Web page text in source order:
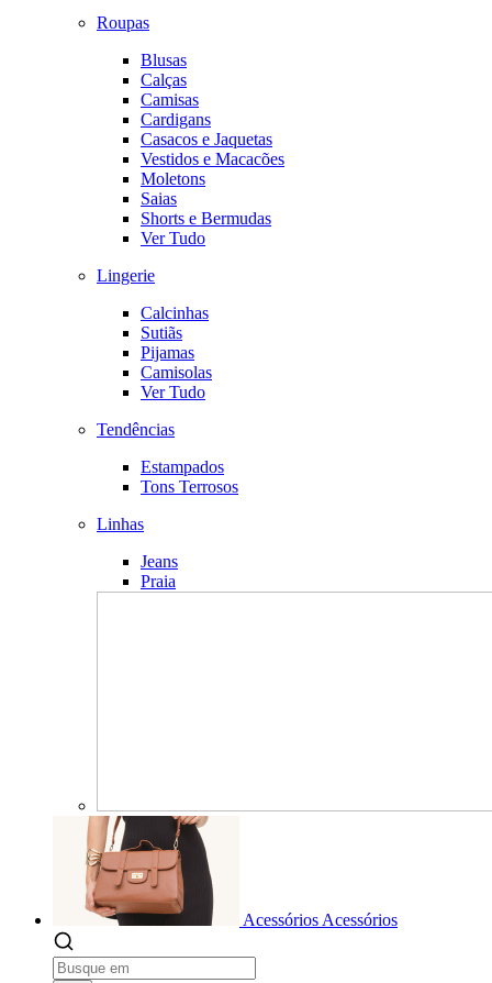
Roupas
Blusas
Calças
Camisas
Cardigans
Casacos e Jaquetas
Vestidos e Macacões
Moletons
Saias
Shorts e Bermudas
Ver Tudo
Lingerie
Calcinhas
Sutiãs
Pijamas
Camisolas
Ver Tudo
Tendências
Estampados
Tons Terrosos
Linhas
Jeans
Praia
Acessórios Acessórios